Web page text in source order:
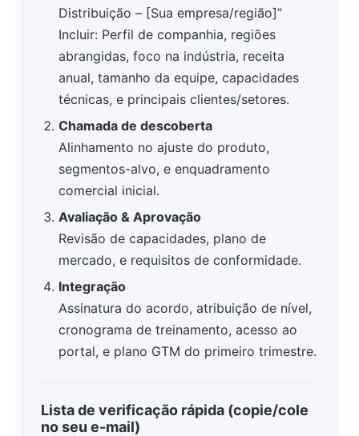
Distribuição – [Sua empresa/região]”
Incluir: Perfil de companhia, regiões
abrangidas, foco na indústria, receita
anual, tamanho da equipe, capacidades
técnicas, e principais clientes/setores.
Chamada de descoberta
Alinhamento no ajuste do produto,
segmentos-alvo, e enquadramento
comercial inicial.
Avaliação & Aprovação
Revisão de capacidades, plano de
mercado, e requisitos de conformidade.
Integração
Assinatura do acordo, atribuição de nível,
cronograma de treinamento, acesso ao
portal, e plano GTM do primeiro trimestre.
Lista de verificação rápida (copie/cole
no seu e-mail)